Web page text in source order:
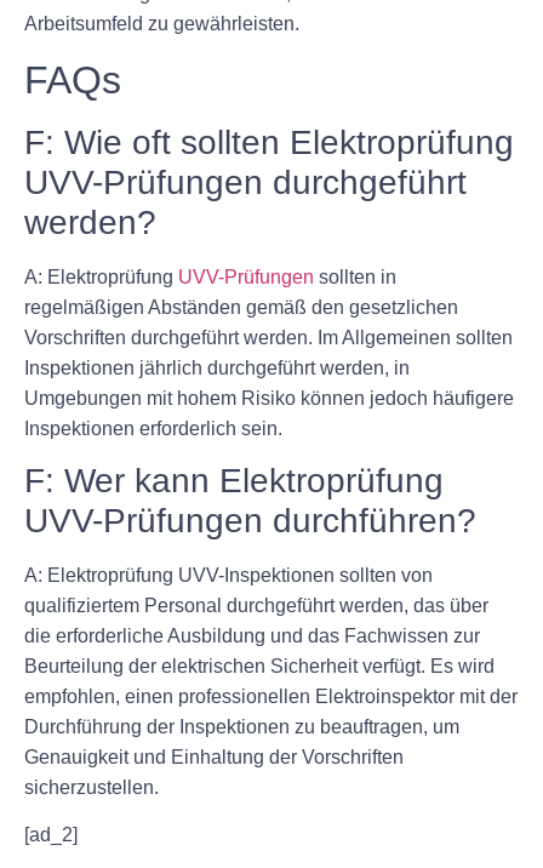
Arbeitsumfeld zu gewährleisten.
FAQs
F: Wie oft sollten Elektroprüfung
UVV-Prüfungen durchgeführt
werden?
A: Elektroprüfung UVV-Prüfungen sollten in
regelmäßigen Abständen gemäß den gesetzlichen
Vorschriften durchgeführt werden. Im Allgemeinen sollten
Inspektionen jährlich durchgeführt werden, in
Umgebungen mit hohem Risiko können jedoch häufigere
Inspektionen erforderlich sein.
F: Wer kann Elektroprüfung
UVV-Prüfungen durchführen?
A: Elektroprüfung UVV-Inspektionen sollten von
qualifiziertem Personal durchgeführt werden, das über
die erforderliche Ausbildung und das Fachwissen zur
Beurteilung der elektrischen Sicherheit verfügt. Es wird
empfohlen, einen professionellen Elektroinspektor mit der
Durchführung der Inspektionen zu beauftragen, um
Genauigkeit und Einhaltung der Vorschriften
sicherzustellen.
[ad_2]